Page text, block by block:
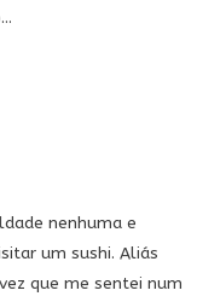
nenhuma e
um sushi. Aliás
que me sentei num